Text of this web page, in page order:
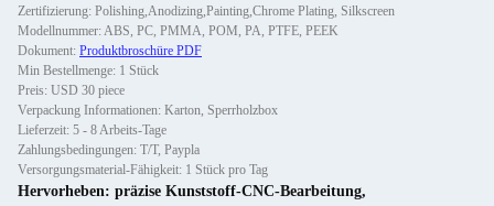
Zertifizierung: Polishing,Anodizing,Painting,Chrome Plating, Silkscreen
Modellnummer: ABS, PC, PMMA, POM, PA, PTFE, PEEK
Dokument: Produktbroschüre PDF
Min Bestellmenge: 1 Stück
Preis: USD 30 piece
Verpackung Informationen: Karton, Sperrholzbox
Lieferzeit: 5 - 8 Arbeits-Tage
Zahlungsbedingungen: T/T, Paypla
Versorgungsmaterial-Fähigkeit: 1 Stück pro Tag
Hervorheben: präzise Kunststoff-CNC-Bearbeitung,